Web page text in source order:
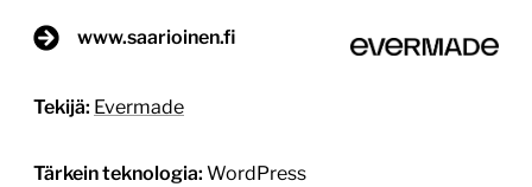
www.saarioinen.fi
Tekijä: Evermade
Tärkein teknologia: WordPress